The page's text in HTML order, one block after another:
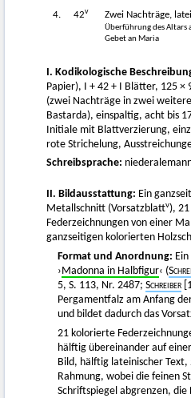
4. 42v Zwei Nachträge,
Überführung des Altars
Gebet an Maria
I. Kodikologische
Papier), I + 42 + I Blätter, 125 ×
(zwei Nachträge in zwei
Bastarda), einspaltig, acht bis
Initiale mit Blattverzierung,
rote Strichelung,
Schreibsprache:
II. Bildausstattung: Ein
Metallschnitt (Vorsatzblattv),
Federzeichnungen von einer
ganzseitigen kolorierten
Format und Anordnung:
› Madonna in Halbfigur‹ (
5, S. 113, Nr. 2487; Schreiber
Pergamentfalz am Anfang
und bildet dadurch das
21 kolorierte
hälftig übereinander auf
Bild, hälftig lateinischer Text,
Rahmung, wobei die feinen
Schriftspiegel abgrenzen,